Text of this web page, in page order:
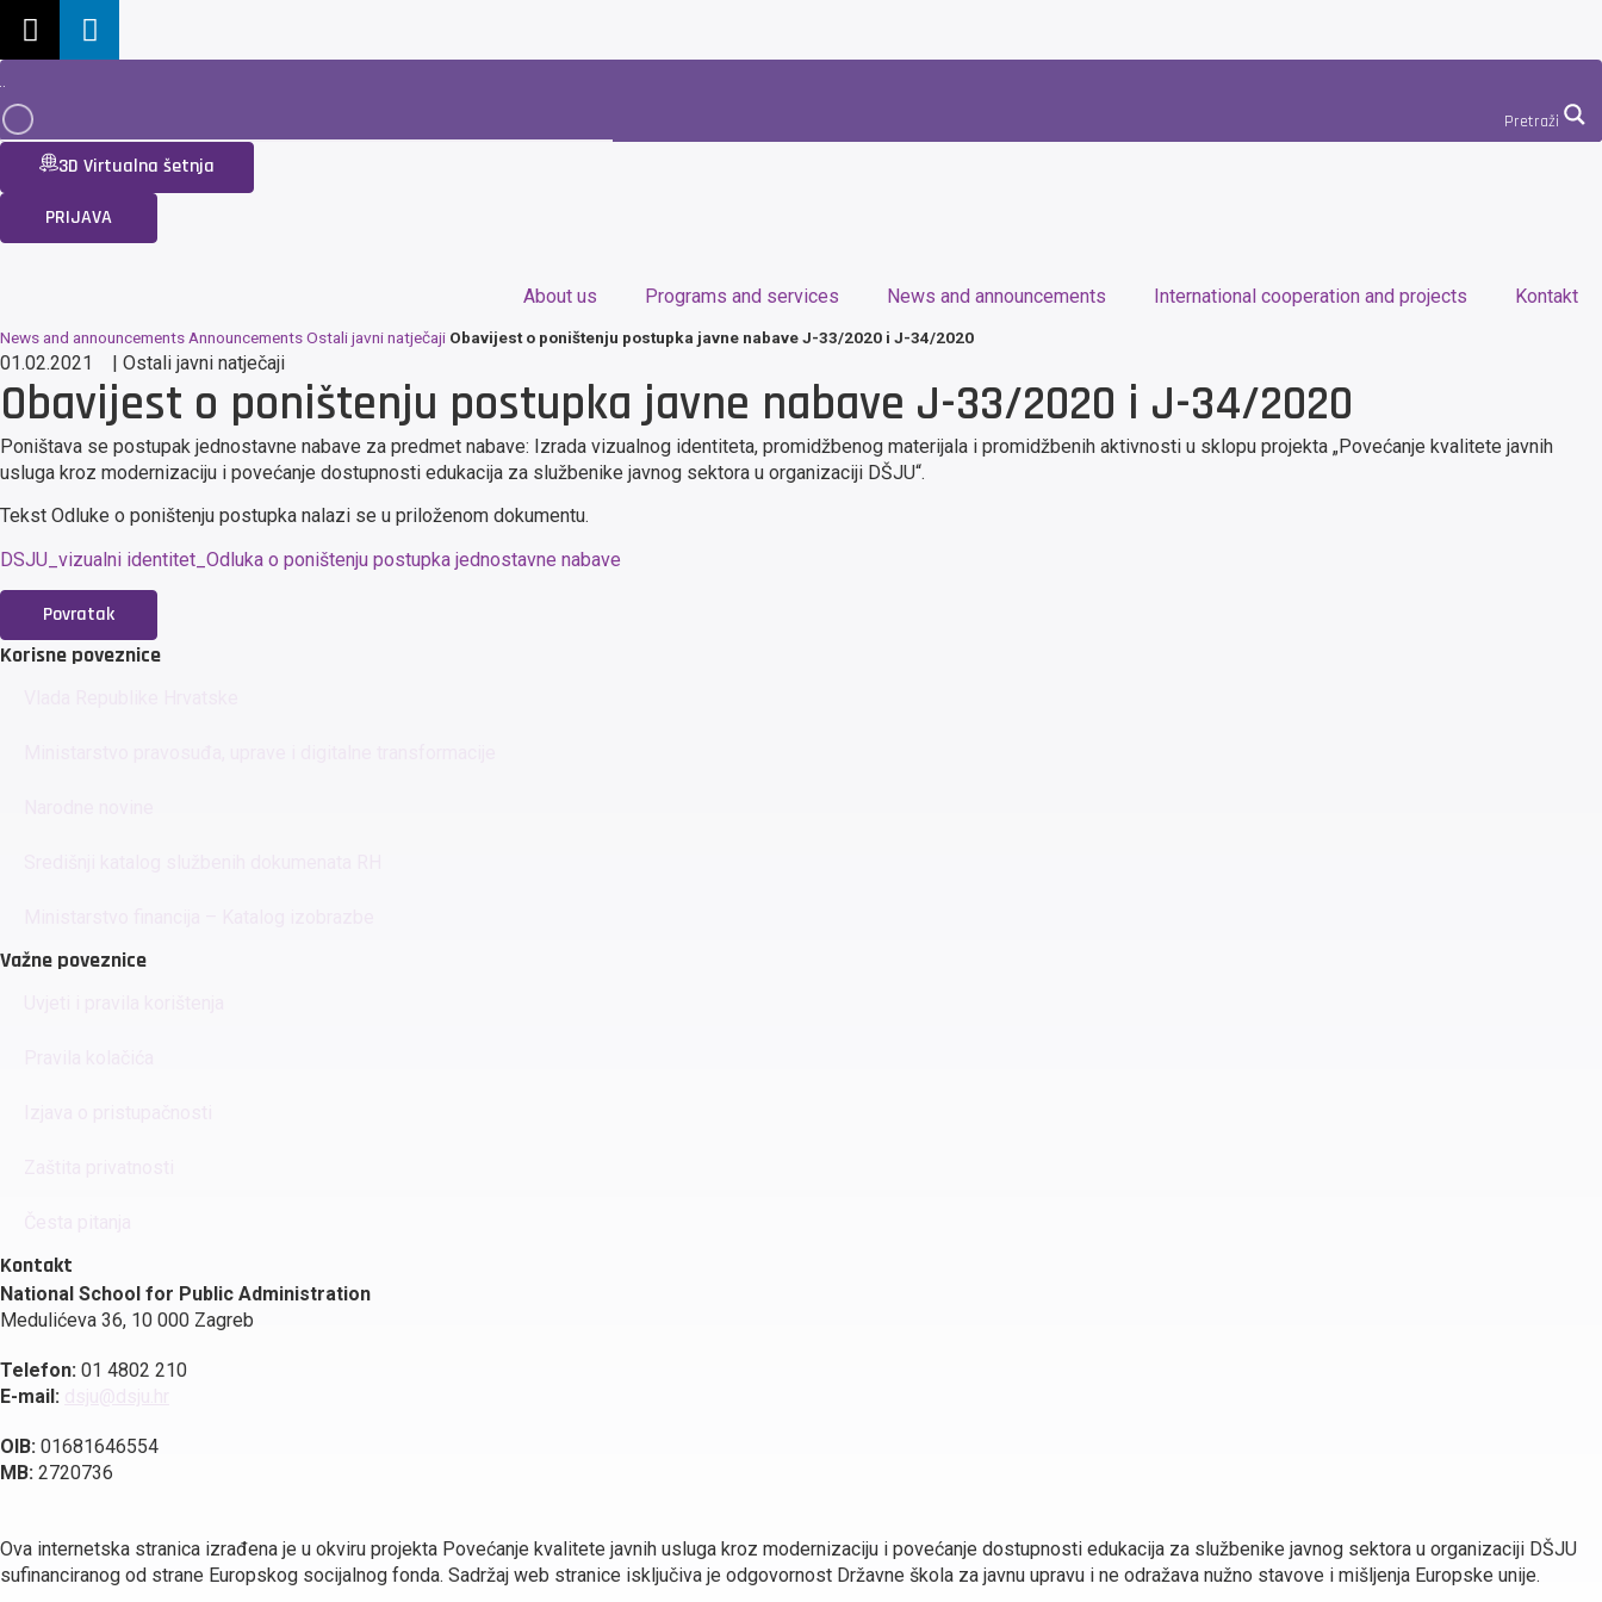
Pretraži
3D Virtualna šetnja
PRIJAVA
About us Programs and services News and announcements International cooperation and projects Kontakt
News and announcements AnnouncementsOstali javni natječaji Obavijest o poništenju postupka javne nabave J-33/2020 i J-34/2020
01.02.2021 | Ostali javni natječaji
Obavijest o poništenju postupka javne nabave J-33/2020 i J-34/2020
Poništava se postupak jednostavne nabave za predmet nabave: Izrada vizualnog identiteta, promidžbenog materijala i promidžbenih aktivnosti u sklopu projekta „Povećanje kvalitete javnih
usluga kroz modernizaciju i povećanje dostupnosti edukacija za službenike javnog sektora u organizaciji DŠJU“.
Tekst Odluke o poništenju postupka nalazi se u priloženom dokumentu.
DSJU_vizualni identitet_Odluka o poništenju postupka jednostavne nabave
Povratak
Korisne poveznice
Važne poveznice
Kontakt
National School for Public Administration
Medulićeva 36, 10 000 Zagreb
Telefon: 01 4802 210
E-mail:
OIB: 01681646554
MB: 2720736
Ova internetska stranica izrađena je u okviru projekta Povećanje kvalitete javnih usluga kroz modernizaciju i povećanje dostupnosti edukacija za službenike javnog sektora u organizaciji DŠJU
sufinanciranog od strane Europskog socijalnog fonda. Sadržaj web stranice isključiva je odgovornost Državne škola za javnu upravu i ne odražava nužno stavove i mišljenja Europske unije.